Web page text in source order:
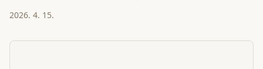
2026. 4. 15.